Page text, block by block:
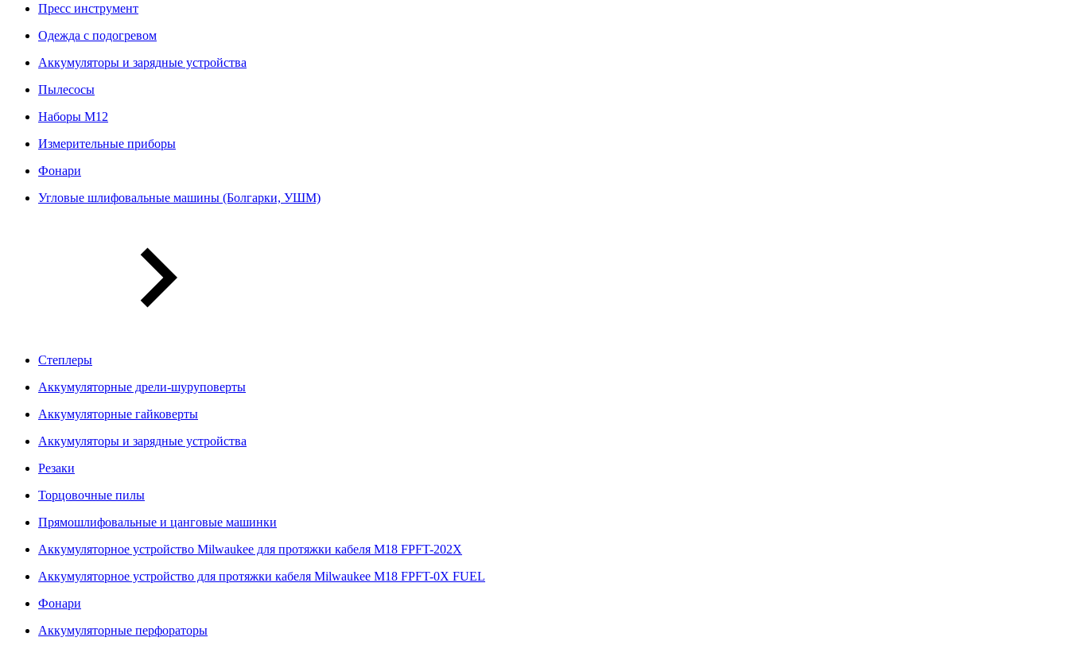
Пресс инструмент
Одежда с подогревом
Аккумуляторы и зарядные устройства
Пылесосы
Наборы М12
Измерительные приборы
Фонари
Угловые шлифовальные машины (Болгарки, УШМ)
Степлеры
Аккумуляторные дрели-шуруповерты
Аккумуляторные гайковерты
Аккумуляторы и зарядные устройства
Резаки
Торцовочные пилы
Прямошлифовальные и цанговые машинки
Аккумуляторное устройство Milwaukee для протяжки кабеля M18 FPFT-202X
Аккумуляторное устройство для протяжки кабеля Milwaukee M18 FPFT-0X FUEL
Фонари
Аккумуляторные перфораторы